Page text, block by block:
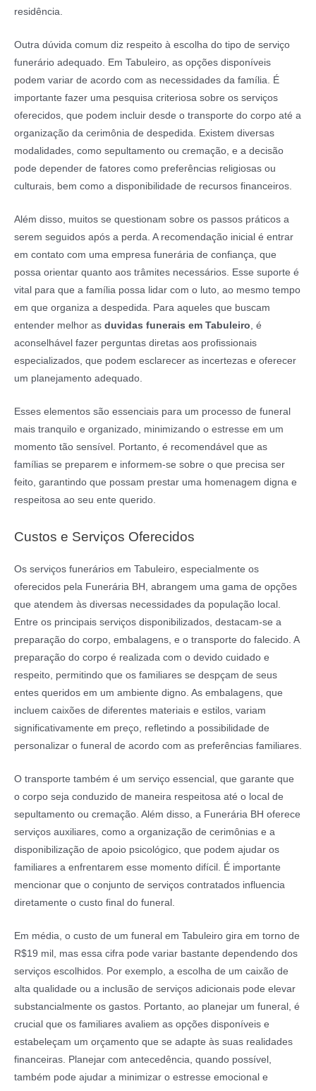
residência.
Outra dúvida comum diz respeito à escolha do tipo de serviço
funerário adequado. Em Tabuleiro, as opções disponíveis
podem variar de acordo com as necessidades da família. É
importante fazer uma pesquisa criteriosa sobre os serviços
oferecidos, que podem incluir desde o transporte do corpo até a
organização da cerimônia de despedida. Existem diversas
modalidades, como sepultamento ou cremação, e a decisão
pode depender de fatores como preferências religiosas ou
culturais, bem como a disponibilidade de recursos financeiros.
Além disso, muitos se questionam sobre os passos práticos a
serem seguidos após a perda. A recomendação inicial é entrar
em contato com uma empresa funerária de confiança, que
possa orientar quanto aos trâmites necessários. Esse suporte é
vital para que a família possa lidar com o luto, ao mesmo tempo
em que organiza a despedida. Para aqueles que buscam
entender melhor as duvidas funerais em Tabuleiro , é
aconselhável fazer perguntas diretas aos profissionais
especializados, que podem esclarecer as incertezas e oferecer
um planejamento adequado.
Esses elementos são essenciais para um processo de funeral
mais tranquilo e organizado, minimizando o estresse em um
momento tão sensível. Portanto, é recomendável que as
famílias se preparem e informem-se sobre o que precisa ser
feito, garantindo que possam prestar uma homenagem digna e
respeitosa ao seu ente querido.
Custos e Serviços Oferecidos
Os serviços funerários em Tabuleiro, especialmente os
oferecidos pela Funerária BH, abrangem uma gama de opções
que atendem às diversas necessidades da população local.
Entre os principais serviços disponibilizados, destacam-se a
preparação do corpo, embalagens, e o transporte do falecido. A
preparação do corpo é realizada com o devido cuidado e
respeito, permitindo que os familiares se despçam de seus
entes queridos em um ambiente digno. As embalagens, que
incluem caixões de diferentes materiais e estilos, variam
significativamente em preço, refletindo a possibilidade de
personalizar o funeral de acordo com as preferências familiares.
O transporte também é um serviço essencial, que garante que
o corpo seja conduzido de maneira respeitosa até o local de
sepultamento ou cremação. Além disso, a Funerária BH oferece
serviços auxiliares, como a organização de cerimônias e a
disponibilização de apoio psicológico, que podem ajudar os
familiares a enfrentarem esse momento difícil. É importante
mencionar que o conjunto de serviços contratados influencia
diretamente o custo final do funeral.
Em média, o custo de um funeral em Tabuleiro gira em torno de
R$19 mil, mas essa cifra pode variar bastante dependendo dos
serviços escolhidos. Por exemplo, a escolha de um caixão de
alta qualidade ou a inclusão de serviços adicionais pode elevar
substancialmente os gastos. Portanto, ao planejar um funeral, é
crucial que os familiares avaliem as opções disponíveis e
estabeleçam um orçamento que se adapte às suas realidades
financeiras. Planejar com antecedência, quando possível,
também pode ajudar a minimizar o estresse emocional e